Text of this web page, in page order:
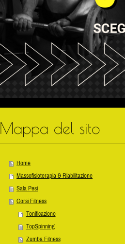
Mappa del sito
Home
Massofisioterapia & Riabilitazione
Sala Pesi
Corsi Fitness
Tonificazione
TopSpinning
Zumba Fitness